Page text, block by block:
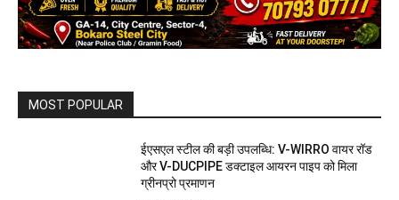
MOST POPULAR
ईएसएल स्टील की बड़ी उपलब्धि: V-WIRRO वायर रॉड
और V-DUCPIPE डक्टाइल आयरन पाइप को मिला
ग्रीनप्रो प्रमाणन